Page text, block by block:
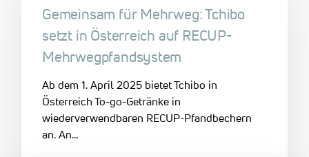
Gemeinsam für Mehrweg: Tchibo
setzt in Österreich auf RECUP-
Mehrwegpfandsystem
Ab dem 1. April 2025 bietet Tchibo in
Österreich To-go-Getränke in
wiederverwendbaren RECUP-Pfandbechern
an. An…